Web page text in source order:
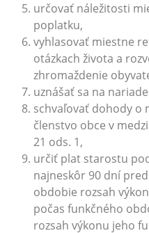
určovať náležitosti
poplatku,
vyhlasovať miestne
otázkach života a
zhromaždenie
uznášať sa na
schvaľovať dohody o
členstvo obce v
21 ods. 1,
určiť plat starostu
najneskôr 90 dní
obdobie rozsah
počas funkčného
rozsah výkonu jeho